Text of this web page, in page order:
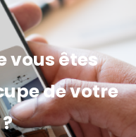
vous êtes
de votre